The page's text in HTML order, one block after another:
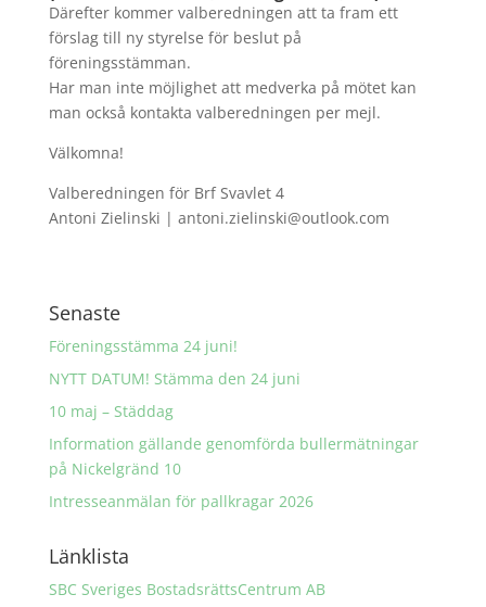
Därefter kommer valberedningen att ta fram ett
förslag till ny styrelse för beslut på
föreningsstämman.
Har man inte möjlighet att medverka på mötet kan
man också kontakta valberedningen per mejl.
Välkomna!
Valberedningen för Brf Svavlet 4
Antoni Zielinski | antoni.zielinski@outlook.com
Senaste
Föreningsstämma 24 juni!
NYTT DATUM! Stämma den 24 juni
10 maj – Städdag
Information gällande genomförda bullermätningar
på Nickelgränd 10
Intresseanmälan för pallkragar 2026
Länklista
SBC Sveriges BostadsrättsCentrum AB